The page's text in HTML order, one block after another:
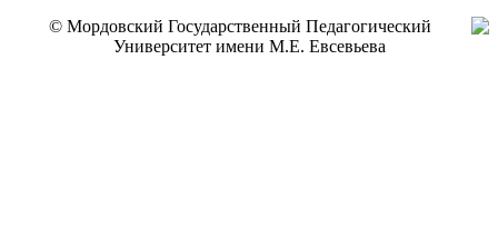
© Мордовский Государственный Педагогический
Университет имени М.Е. Евсевьева